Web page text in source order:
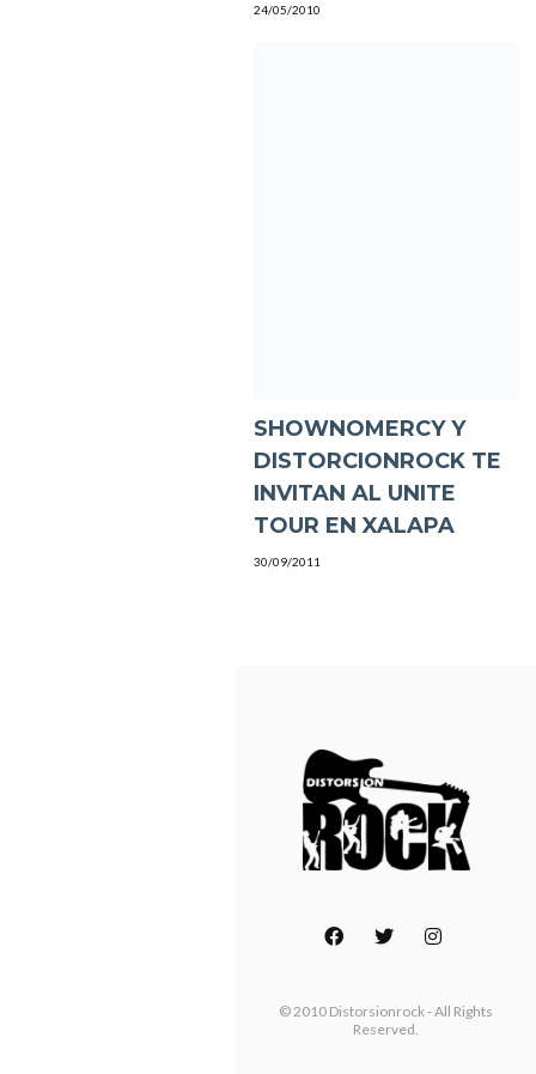
24/05/2010
SHOWNOMERCY Y
DISTORCIONROCK TE
INVITAN AL UNITE
TOUR EN XALAPA
30/09/2011
© 2010 Distorsionrock - All Rights
Reserved.